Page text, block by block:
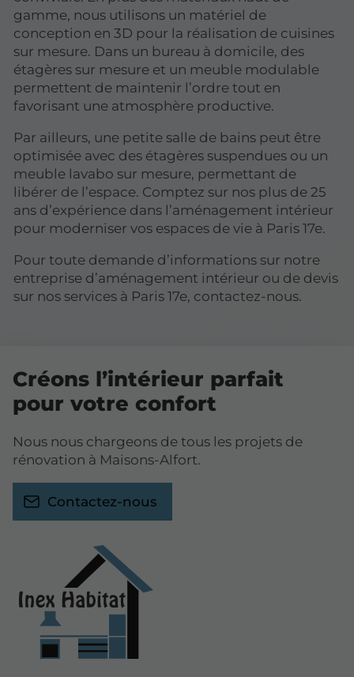
gamme, nous utilisons un matériel de
conception en 3D pour la réalisation de cuisines
sur mesure. Dans un bureau à domicile, des
étagères sur mesure et un meuble modulable
permettent de maintenir l’ordre tout en
favorisant une atmosphère productive.
Par ailleurs, une petite salle de bains peut être
optimisée avec des étagères suspendues ou un
meuble lavabo sur mesure, permettant de
libérer de l’espace. Comptez sur nos plus de 25
ans d’expérience dans l’aménagement intérieur
pour moderniser vos espaces de vie à Paris 17e.
Pour toute demande d’informations sur notre
entreprise d’aménagement intérieur ou de devis
sur nos services à Paris 17e, contactez-nous.
Créons l’intérieur parfait
pour votre confort
Nous nous chargeons de tous les projets de
rénovation à Maisons-Alfort.
Contactez-nous